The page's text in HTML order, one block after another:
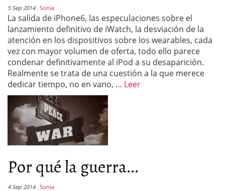
5 Sep 2014 Sonia
La salida de iPhone6, las especulaciones sobre el
lanzamiento definitivo de iWatch, la desviación de la
atención en los dispositivos sobre los wearables, cada
vez con mayor volumen de oferta, todo ello parece
condenar definitivamente al iPod a su desaparición.
Realmente se trata de una cuestión a la que merece
dedicar tiempo, no en vano, … Leer
Por qué la guerra...
4 Sep 2014 Sonia